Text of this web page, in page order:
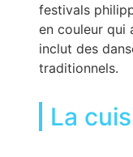
festivals
en couleur qui
inclut des
traditionnels.
La